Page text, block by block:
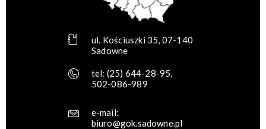
ul. Kościuszki 35, 07-140
Sadowne
tel: (25) 644-28-95,
502-086-989
e-mail:
biuro@gok.sadowne.pl